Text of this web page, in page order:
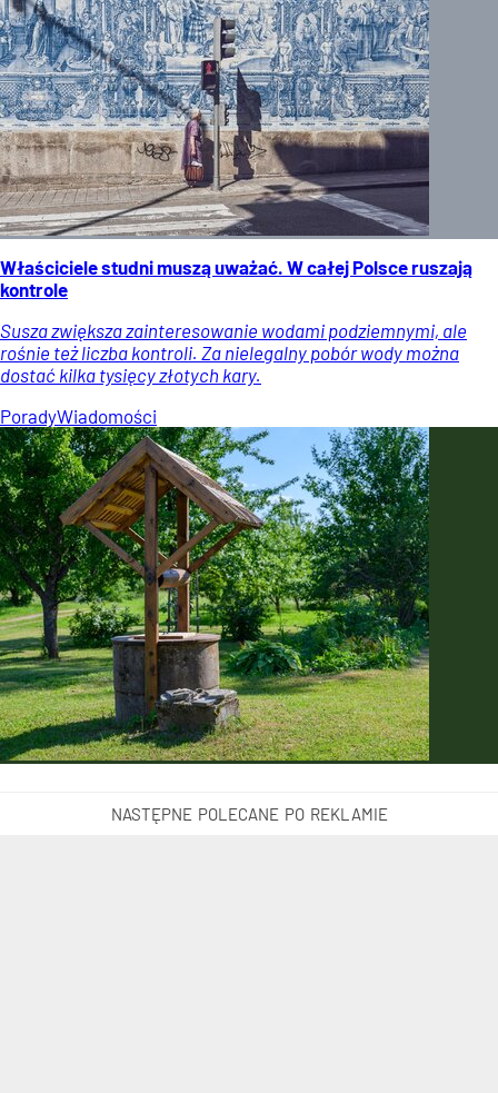
Właściciele studni muszą uważać. W całej Polsce ruszają
kontrole
Susza zwiększa zainteresowanie wodami podziemnymi, ale
rośnie też liczba kontroli. Za nielegalny pobór wody można
dostać kilka tysięcy złotych kary.
PoradyWiadomości